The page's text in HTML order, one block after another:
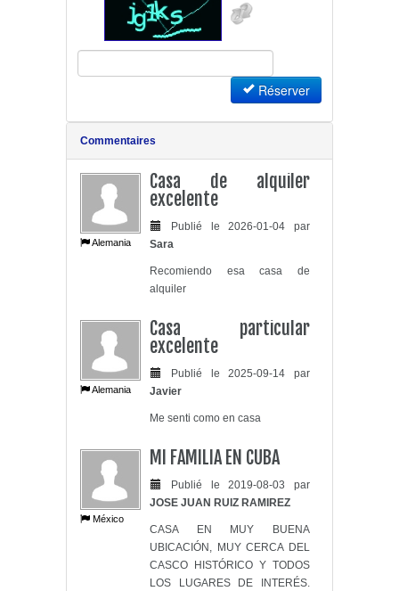
Réserver
Commentaires
Alemania
Casa de alquiler
excelente
Publié le 2026-01-04 par
Sara
Recomiendo esa casa de
alquiler
Alemania
Casa particular
excelente
Publié le 2025-09-14 par
Javier
Me senti como en casa
México
MI FAMILIA EN CUBA
Publié le 2019-08-03 par
JOSE JUAN RUIZ RAMIREZ
CASA EN MUY BUENA
UBICACIÓN, MUY CERCA DEL
CASCO HISTÓRICO Y TODOS
LOS LUGARES DE INTERÉS.